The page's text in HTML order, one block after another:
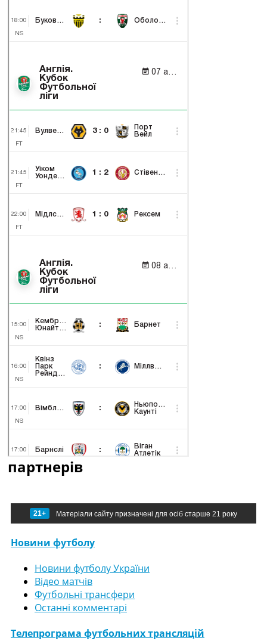
партнерів
21+ Матеріали сайту призначені для осіб старше 21 року
Новини футболу
Новини футболу України
Відео матчів
Футбольні трансфери
Останні комментарі
Телепрограма футбольних трансляцій